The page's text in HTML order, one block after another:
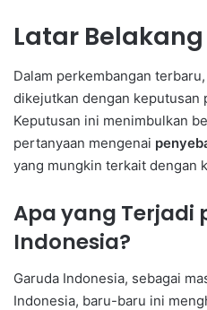
Latar
Dalam perkembangan
dikejutkan dengan keputusan
Keputusan ini menimbulkan
pertanyaan mengenai
yang mungkin terkait dengan
Apa yang Terjadi
Indonesia?
Garuda Indonesia, sebagai
Indonesia, baru-baru ini